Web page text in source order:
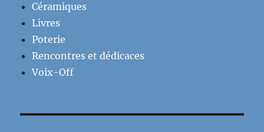
Céramiques
Livres
Poterie
Rencontres et dédicaces
Voix-Off